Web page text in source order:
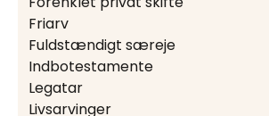
Friarv
Fuldstændigt særeje
Indbotestamente
Legatar
Livsarvinger